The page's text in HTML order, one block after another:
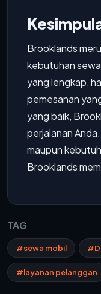
Brooklands
kebutuhan
yang lengkap,
pemesanan
yang baik,
perjalanan
maupun
Brooklands
TAG
#sewa mobil
#layanan pelanggan